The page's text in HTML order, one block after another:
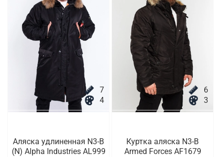
7
4
Аляска удлиненная N3-B
(N) Alpha Industries AL999
6
3
Куртка аляска N3-B
Armed Forces AF1679